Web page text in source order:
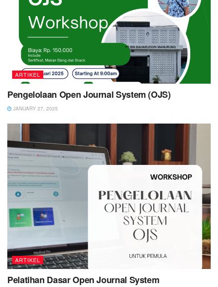
ARTIKEL
Pengelolaan Open Journal System (OJS)
JANUARY 27, 2025
ARTIKEL
Pelatihan Dasar Open Journal System